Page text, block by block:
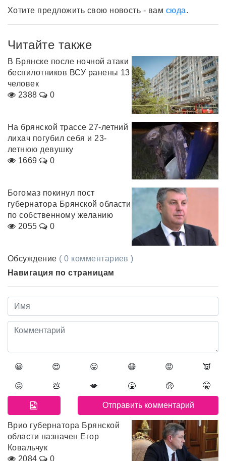
Хотите предложить свою новость - вам сюда.
Читайте также
В Брянске после ночной атаки
беспилотников ВСУ ранены 13
человек
2388
0
На брянской трассе 27-летний
лихач погубил себя и 23-
летнюю девушку
1669
0
Богомаз покинул пост
губернатора Брянской области
по собственному желанию
2055
0
Обсуждение ( 0 комментариев )
Навигация по страницам
😀 😍 😛 😷 😡 👿
😖 💩 💋 🤮 🤑 🤫
Врио губернатора Брянской
области назначен Егор
Ковальчук
2084
0